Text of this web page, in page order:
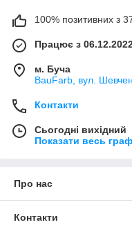
100% позитивних з 37
Працює з
м. Буча
BauFarb, вул.
Контакти
Сьогодні вихідний
Показати весь
Про нас
Контакти